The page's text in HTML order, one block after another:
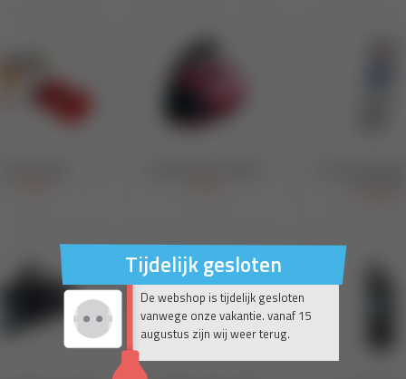
Tijdelijk gesloten
De webshop is tijdelijk gesloten
vanwege onze vakantie. vanaf 15
augustus zijn wij weer terug.